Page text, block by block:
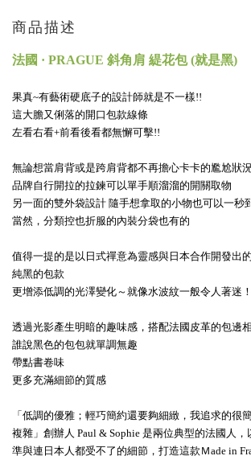
商品描述
法國 · PRAGUE 斜角肩 緹花包 (就是黑)
果真~有藝術硬底子的設計師就是不一樣!!
這大膽又俐落的開口包款線條
左看右看+前看後看都無懈可擊!!
無論想當肩背或是跨肩背都不再擔心卡卡的尷尬狀
品牌自行開拉的拉鍊可以單手順溜溜的開關取物
另一面的雙外袋設計 隨手想拿取的小物也可以一秒
當然，分類控也折服的內裝分袋也有的
值得一提的是 以日式禪意為靈感與日本合作開發出
純黑的包款
更增添低調的光澤變化～就像水波紋一般令人著迷！
透過光影產生明暗的趣味感，搭配法國皮革的包邊
誰說黑色的包包就單調無趣
帶點書卷味
更多充滿細節的質感
「低調的優雅；輕巧簡約還要夠細緻，我追求的很
複雜」創辦人 Paul & Sophie 是兩位典型的法國人，
準與連日本人都受不了的細節，打造這款 Ｍade in